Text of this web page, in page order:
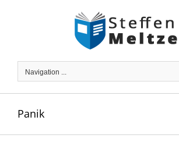
Navigation ...
Panik